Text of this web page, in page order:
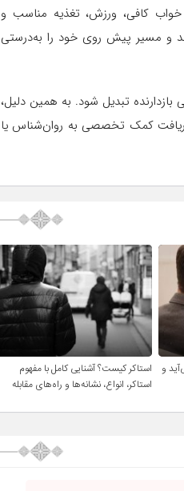
خواب کافی، ورزش، تغذیه مناسب و
و مسیر پیش روی خود را به‌درستی
تبدیل شود. به همین دلیل،
دریافت کمک تخصصی به روان‌شناس یا
و
استاکر کیست؟ آشنایی کامل با مفهوم
استاکر، انواع، نشانه‌ها و راه‌های مقابله